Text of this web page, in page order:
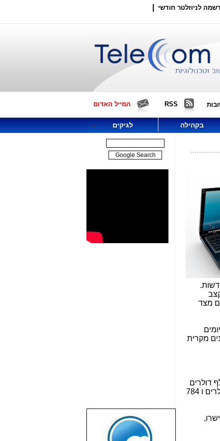
לניוזלטר חודשי
RSS המייל האדום
בקהילה לגיקים
מצד
ע"י איומים
מקרית
קטנים ובינוניים, כתוצאה מדליפת נתונים עומד על טווח של בין 33 ל-80 אלף דולרים
כתוצאה מדליפות מקריות וכ-47 אלף דולרים כתוצאה מדליפות מכוונות. הנתונים לגבי ארגונים הם 1.29 מיליון דולרים ו 784
19% מהמשיבים אישרו,
שבוע טוב לכל
הגולשים באשר
הם!!!